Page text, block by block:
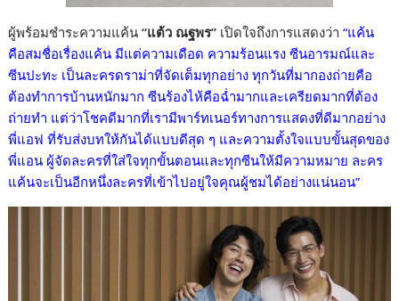
ผู้พร้อมชำระความแค้น“แต้ว ณฐพร” เปิดใจถึงการแสดงว่า“แค้น
คือสมชื่อเรื่องแค้น มีแต่ความเดือด ความร้อนแรง ซีนอารมณ์และ
ซีนปะทะ เป็นละครดราม่าที่จัดเต็มทุกอย่าง ทุกวันที่มากองถ่ายคือ
ต้องทำการบ้านหนักมาก ซีนร้องไห้คือฉ่ำมากและเครียดมากที่ต้อง
ถ่ายทำ แต่ว่าโชคดีมากที่เรามีพาร์ทเนอร์ทางการแสดงที่ดีมากอย่าง
พี่แอฟ ที่รับส่งบทให้กันได้แบบดีสุด ๆ และความตั้งใจแบบขั้นสุดของ
พี่แอน ผู้จัดละครที่ใส่ใจทุกขั้นตอนและทุกซีนให้มีความหมาย ละคร
แค้นจะเป็นอีกหนึ่งละครที่เข้าไปอยู่ใจคุณผู้ชมได้อย่างแน่นอน”